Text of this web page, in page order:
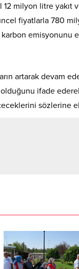
milyon litre yakıt
fiyatlarla 780
karbon emisyonunu
artarak devam
ifade
sözlerine